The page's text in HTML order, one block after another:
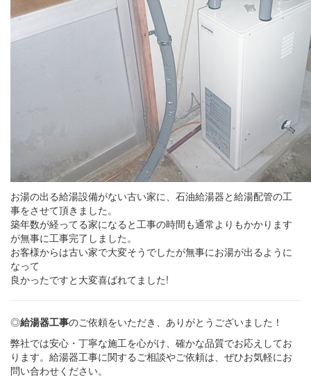
お湯の出る給湯設備がない古い家に、石油給湯器と給湯配管の工
事をさせて頂きました。
築年数が経ってる家になると工事の時間も通常よりもかかります
が無事に工事完了しました。
お客様からは古い家で大変そうでしたが無事にお湯が出るように
なって
良かったですと大変喜ばれてました!
◎給湯器工事のご依頼をいただき、ありがとうございました！
弊社では安心・丁寧な施工を心がけ、確かな品質でお応えしてお
ります。給湯器工事に関するご相談やご依頼は、ぜひお気軽にお
問い合わせください。